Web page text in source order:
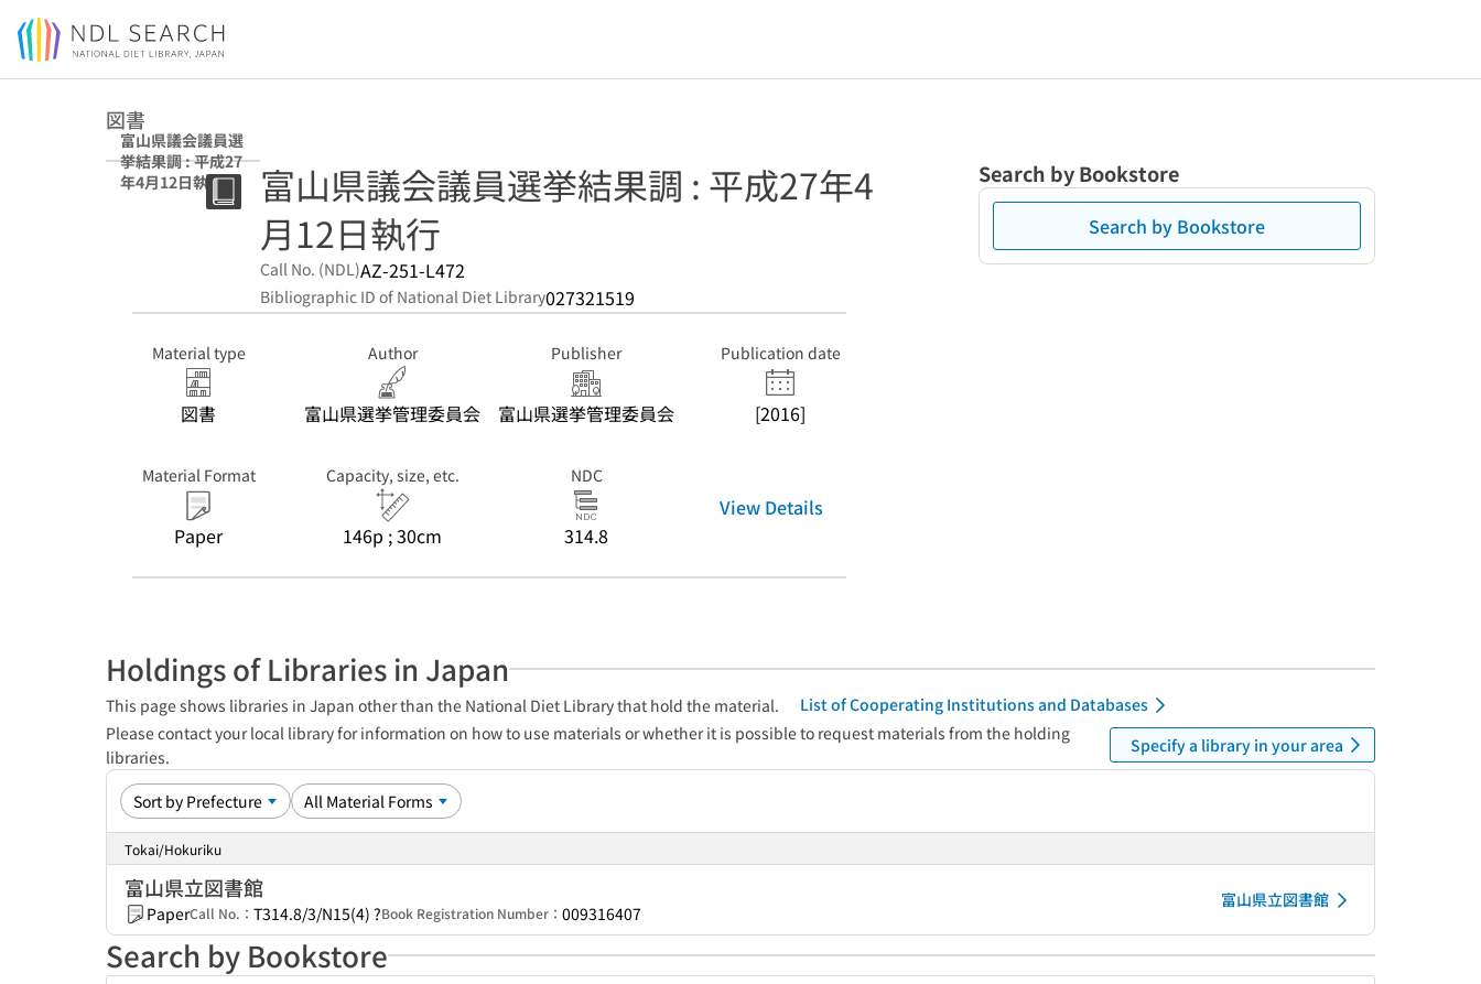
Jump to main content
図書
富山県議会議員選
挙結果調 : 平成27
年4月12日執行
富山県議会議員選挙結果調 : 平成27年4
月12日執行
Call No. (NDL)AZ-251-L472
Bibliographic ID of National Diet Library027321519
Material type
図書
Author
富山県選挙管理委員会
Publisher
富山県選挙管理委員会
Publication date
[2016]
Material Format
Paper
Capacity, size, etc.
146p ; 30cm
NDC
314.8
View Details
Search by Bookstore
Search by Bookstore
Holdings of Libraries in Japan
This page shows libraries in Japan other than the National Diet Library that hold the material.
List of Cooperating Institutions and Databases
Please contact your local library for information on how to use materials or whether it is possible to request materials from the holding
libraries.
Specify a library in your area
Tokai/Hokuriku
富山県立図書館
PaperCall No.： T314.8/3/N15(4) ?Book Registration Number： 009316407
富山県立図書館
Search by Bookstore